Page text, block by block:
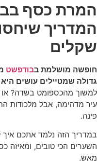
המרת כסף
המדריך
שקלים
חופשה מושלמת בבודפשט
גדולה שמטיילים עושים
למשוך מהכספומט בשדה?
עיר מדהימה, אבל מלכודות
פינה.
במדריך הזה נלמד אתכם איך
השערים הכי טובים, ומאיזה
מאש.